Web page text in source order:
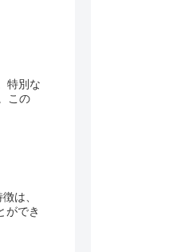
特別な
この
は、
ができ